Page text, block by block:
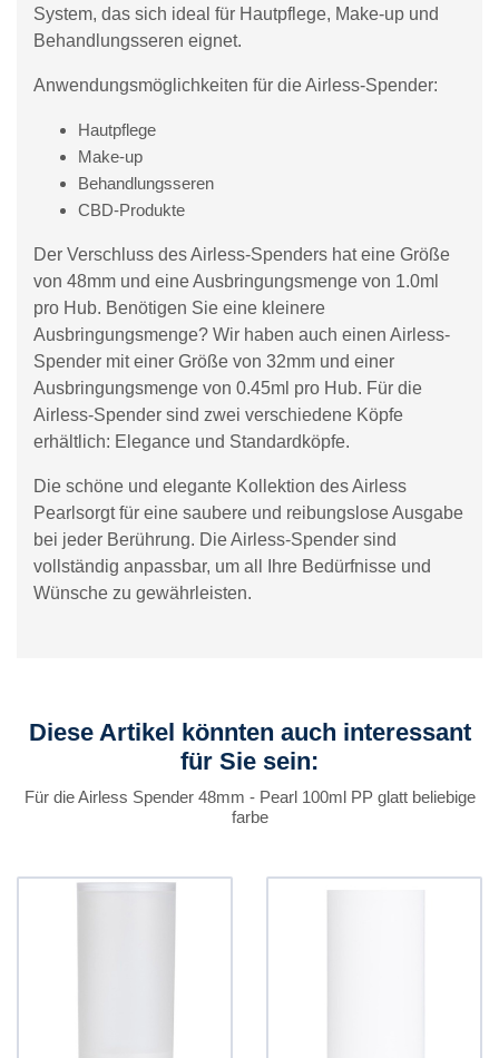
System, das sich ideal für Hautpflege, Make-up und
Behandlungsseren eignet.
Anwendungsmöglichkeiten für die Airless-Spender:
Hautpflege
Make-up
Behandlungsseren
CBD-Produkte
Der Verschluss des Airless-Spenders hat eine Größe
von 48mm und eine Ausbringungsmenge von 1.0ml
pro Hub. Benötigen Sie eine kleinere
Ausbringungsmenge? Wir haben auch einen Airless-
Spender mit einer Größe von 32mm und einer
Ausbringungsmenge von 0.45ml pro Hub. Für die
Airless-Spender sind zwei verschiedene Köpfe
erhältlich: Elegance und Standardköpfe.
Die schöne und elegante Kollektion des Airless
Pearlsorgt für eine saubere und reibungslose Ausgabe
bei jeder Berührung. Die Airless-Spender sind
vollständig anpassbar, um all Ihre Bedürfnisse und
Wünsche zu gewährleisten.
Diese Artikel könnten auch interessant
für Sie sein:
Für die Airless Spender 48mm - Pearl 100ml PP glatt beliebige
farbe